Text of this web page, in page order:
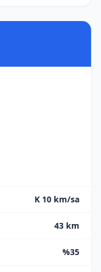
K 10 km/sa
43 km
%35